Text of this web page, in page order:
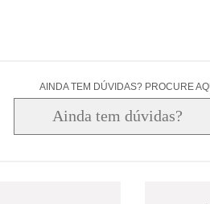
AINDA TEM DÚVIDAS? PROCURE